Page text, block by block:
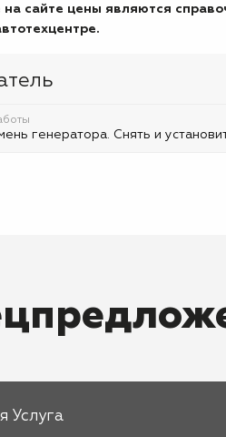
на сайте цены являются
генератора. Снять и
Услуга